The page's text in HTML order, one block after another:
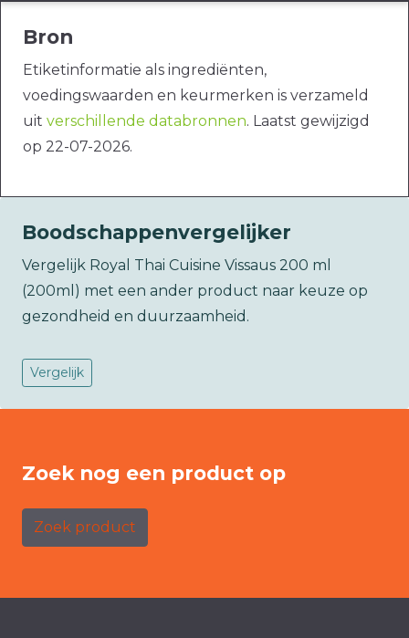
Bron
Etiketinformatie als ingrediënten,
voedingswaarden en keurmerken is verzameld
uit verschillende databronnen. Laatst gewijzigd
op 22-07-2026.
Boodschappenvergelijker
Vergelijk Royal Thai Cuisine Vissaus 200 ml
(200ml) met een ander product naar keuze op
gezondheid en duurzaamheid.
Vergelijk
Zoek nog een product op
Zoek product